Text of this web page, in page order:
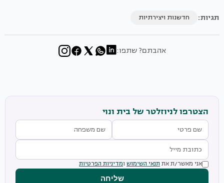
תגיות: חדשנות ויצירתיות
אהבתם? שתפו:
הצטרפו לניוזלטר של בית ונוי
אני מאשר/ת את תנאי השימוש ומדיניות הפרטיות
שליחה